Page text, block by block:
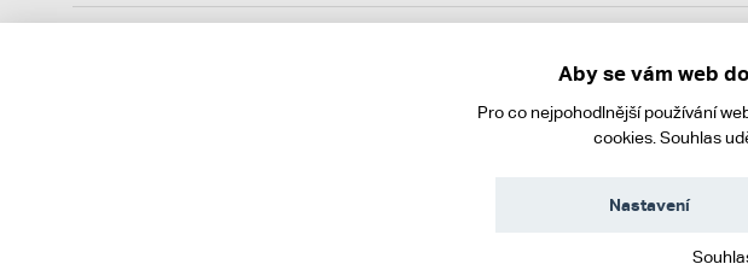
Zároveň je povinen zaevidovat přijatou tržbu u správce daně online; v případě
Aby se vám web
Pro co nejpohodlnější používání
cookies. Souhlas
Nastavení